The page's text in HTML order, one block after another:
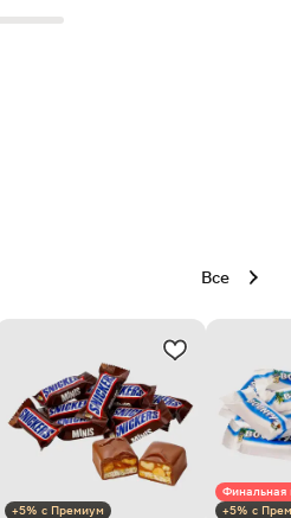
Все
+5% с Премиум
Финальная
+5% с